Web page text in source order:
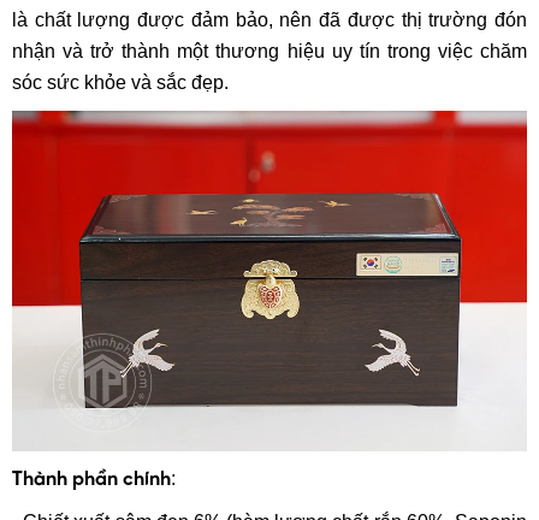
là chất lượng được đảm bảo, nên đã được thị trường đón
nhận và trở thành một thương hiệu uy tín trong việc chăm
sóc sức khỏe và sắc đẹp.
Thành phần chính: